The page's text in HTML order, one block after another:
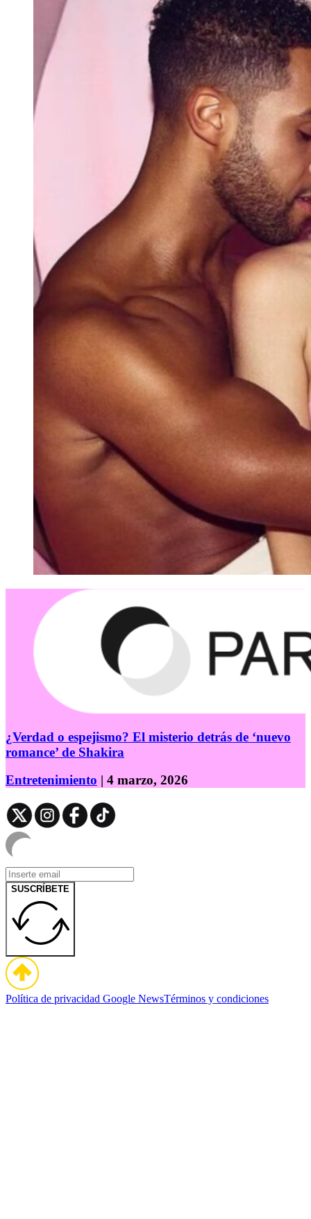
¿Verdad o espejismo? El misterio detrás de ‘nuevo
romance’ de Shakira
Entretenimiento | 4 marzo, 2026
SUSCRÍBETE
Política de privacidad Google NewsTérminos y condiciones